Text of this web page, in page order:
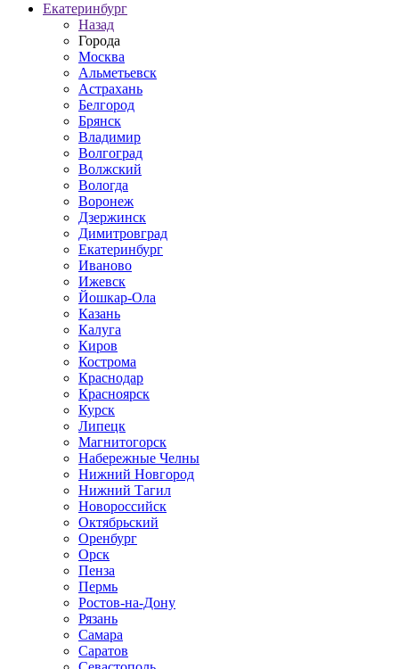
Екатеринбург
Назад
Города
Москва
Альметьевск
Астрахань
Белгород
Брянск
Владимир
Волгоград
Волжский
Вологда
Воронеж
Дзержинск
Димитровград
Екатеринбург
Иваново
Ижевск
Йошкар-Ола
Казань
Калуга
Киров
Кострома
Краснодар
Красноярск
Курск
Липецк
Магнитогорск
Набережные Челны
Нижний Новгород
Нижний Тагил
Новороссийск
Октябрьский
Оренбург
Орск
Пенза
Пермь
Ростов-на-Дону
Рязань
Самара
Саратов